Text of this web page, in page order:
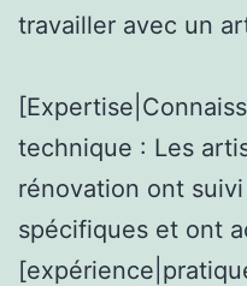
travailler avec un
technique : Les
rénovation ont
spécifiques et ont